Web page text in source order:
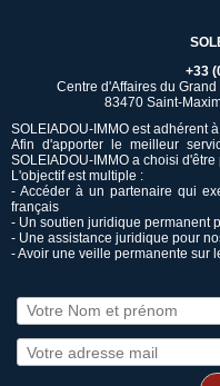
+33
Centre d'Affaires du
83470 Saint-
SOLEIADOU-IMMO est adhérent
Afin d'apporter le meilleur
SOLEIADOU-IMMO a choisi
L'objectif est multiple :
- Accéder à un partenaire qui
français
- Un soutien juridique permanent
- Une assistance juridique pour
- Avoir une veille permanente sur